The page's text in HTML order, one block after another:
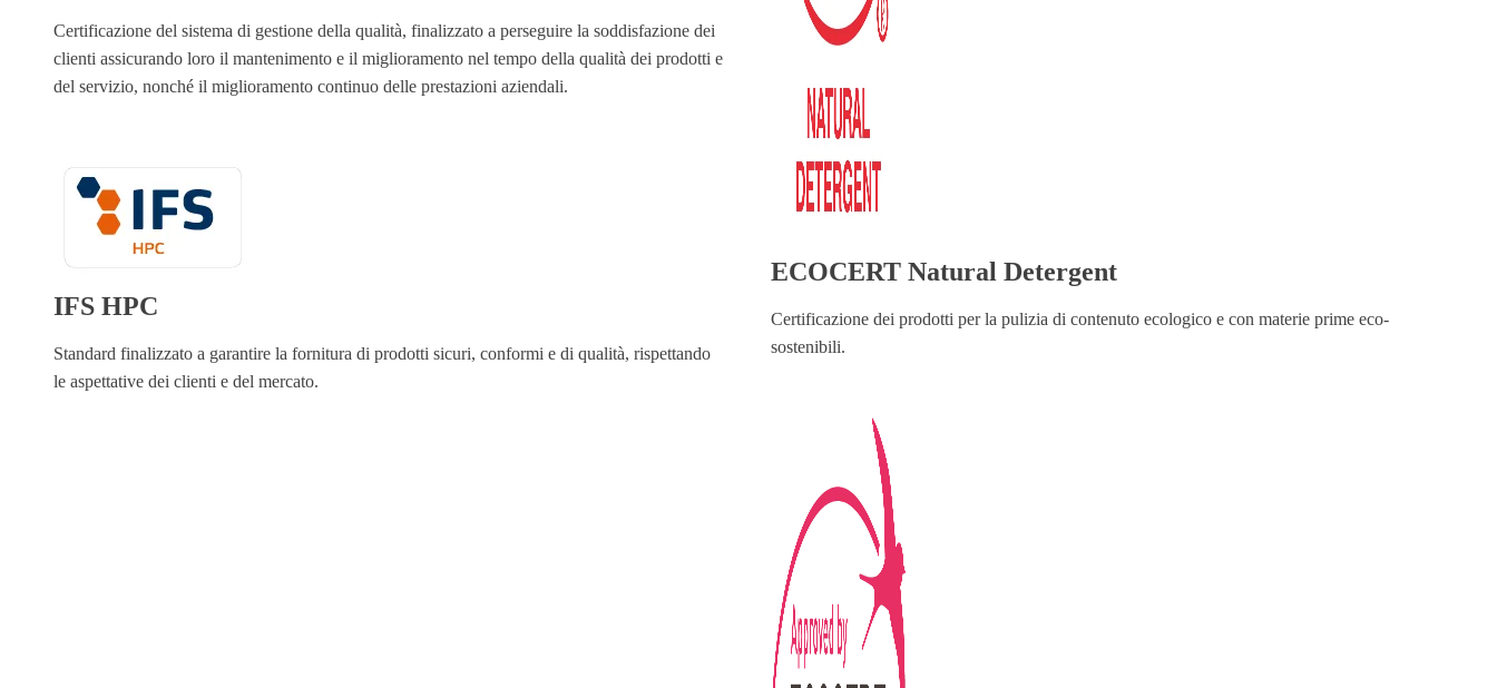
Certificazione del sistema di gestione della qualità, finalizzato a perseguire la soddisfazione dei
clienti assicurando loro il mantenimento e il miglioramento nel tempo della qualità dei prodotti e
del servizio, nonché il miglioramento continuo delle prestazioni aziendali.
IFS HPC
Standard finalizzato a garantire la fornitura di prodotti sicuri, conformi e di qualità, rispettando
le aspettative dei clienti e del mercato.
ECOCERT Natural Detergent
Certificazione dei prodotti per la pulizia di contenuto ecologico e con materie prime eco-
sostenibili.